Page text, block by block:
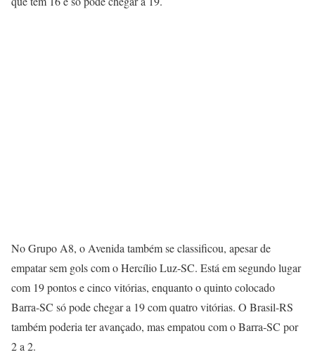
No Grupo A8, o Avenida também se classificou, apesar de
empatar sem gols com o Hercílio Luz-SC. Está em segundo lugar
com 19 pontos e cinco vitórias, enquanto o quinto colocado
Barra-SC só pode chegar a 19 com quatro vitórias. O Brasil-RS
também poderia ter avançado, mas empatou com o Barra-SC por
2 a 2.